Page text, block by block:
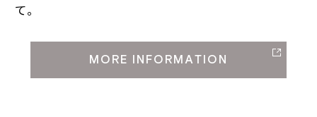
て。
MORE INFORMATION